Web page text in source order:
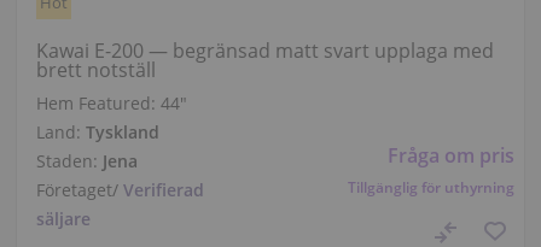
Fråga om pris
Tillgänglig för uthyrning
Kawai E-200 — begränsad matt svart upplaga med
brett notställ
Hem Featured: 44″
Land: Tyskland
Staden: Jena
Företaget/ Verifierad
säljare